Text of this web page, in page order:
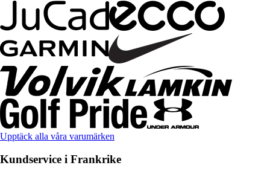
Upptäck alla våra varumärken
Kundservice i Frankrike